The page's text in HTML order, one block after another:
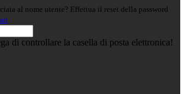
al nome utente? Effettua il reset della password
di controllare la casella di posta elettronica!